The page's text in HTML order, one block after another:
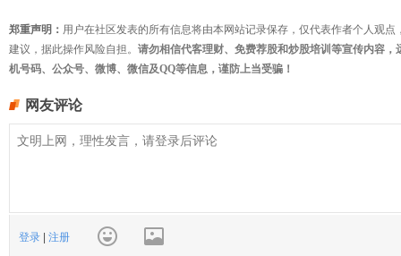
郑重声明： 用户在社区发表的所有信息将由本网站记录保存，仅代表作者个人观
建议，据此操作风险自担。 请勿相信代客理财、免费荐股和炒股培训等宣传内容
机号码、公众号、微博、微信及QQ等信息，谨防上当受骗！
网友评论
登录 注册